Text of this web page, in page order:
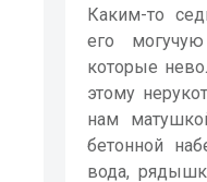
Каким-то
его
которые
этому
нам
бетонной
вода,